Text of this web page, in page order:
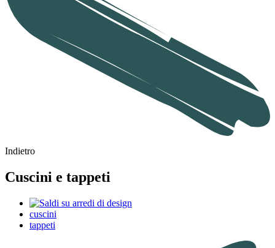
Indietro
Cuscini e tappeti
cuscini
tappeti